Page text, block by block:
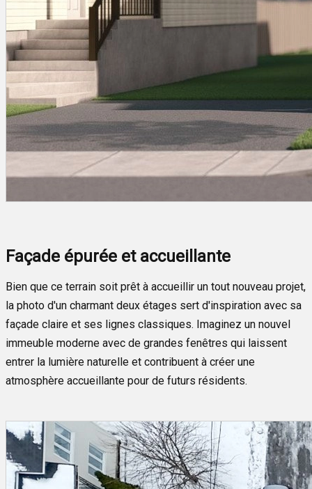
Façade épurée et accueillante
Bien que ce terrain soit prêt à accueillir un tout nouveau projet,
la photo d'un charmant deux étages sert d'inspiration avec sa
façade claire et ses lignes classiques. Imaginez un nouvel
immeuble moderne avec de grandes fenêtres qui laissent
entrer la lumière naturelle et contribuent à créer une
atmosphère accueillante pour de futurs résidents.